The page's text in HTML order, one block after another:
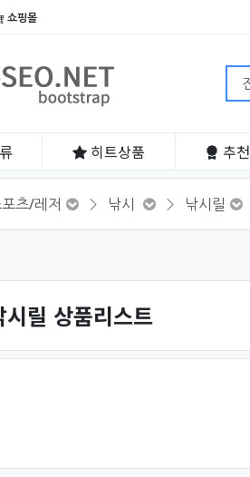
쇼핑몰
히트상품 추천
츠/레저 낚시 낚시릴
시릴 상품리스트